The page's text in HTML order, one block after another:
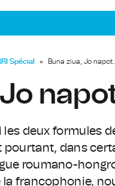
Spécial » Buna ziua, Jo
deux formules
pourtant, dans
roumano-
francophonie,